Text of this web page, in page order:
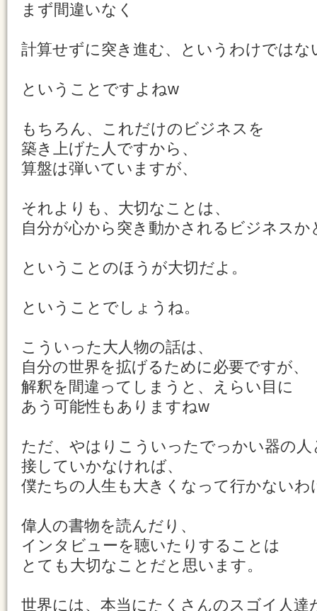
まず間違いなく
計算せずに突き進む、というわけではな
ということですよねw
もちろん、これだけのビジネスを
築き上げた人ですから、
算盤は弾いていますが、
それよりも、大切なことは、
自分が心から突き動かされるビジネスか
ということのほうが大切だよ。
ということでしょうね。
こういった大人物の話は、
自分の世界を拡げるために必要ですが、
解釈を間違ってしまうと、えらい目に
あう可能性もありますねw
ただ、やはりこういったでっかい器の人
接していかなければ、
僕たちの人生も大きくなって行かないわ
偉人の書物を読んだり、
インタビューを聴いたりすることは
とても大切なことだと思います。
世界には、本当にたくさんのスゴイ人達